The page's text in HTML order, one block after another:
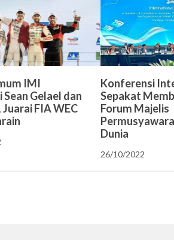
IMI
Gelael dan
Juarai FIA WEC
Konferensi
Sepakat
Forum Majelis
Dunia
26/10/2022